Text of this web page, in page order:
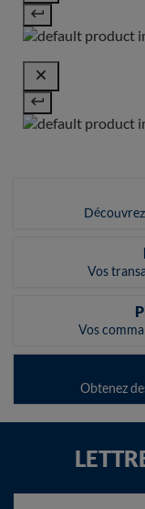
Vos
Vos
Obtenez